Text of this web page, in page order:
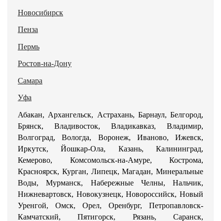
Новосибирск
Пенза
Пермь
Ростов-на-Дону
Самара
Уфа
Абакан, Архангельск, Астрахань, Барнаул, Белгород,
Брянск, Владивосток, Владикавказ, Владимир,
Волгоград, Вологда, Воронеж, Иваново, Ижевск,
Иркутск, Йошкар-Ола, Казань, Калининград,
Кемерово, Комсомольск-на-Амуре, Кострома,
Красноярск, Курган, Липецк, Магадан, Минеральные
Воды, Мурманск, Набережные Челны, Нальчик,
Нижневартовск, Новокузнецк, Новороссийск, Новый
Уренгой, Омск, Орел, Оренбург, Петропавловск-
Камчатский, Пятигорск, Рязань, Саранск,